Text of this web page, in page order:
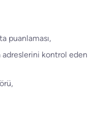
puanlaması,
adreslerini kontrol eden